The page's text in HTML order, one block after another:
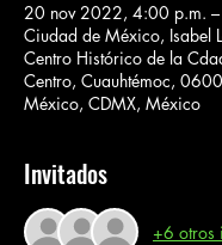
20 nov 2022, 4:00 p.m.
Ciudad de México, Isabel
Centro Histórico de la
Centro, Cuauhtémoc,
México, CDMX, México
Invitados
+6 otros